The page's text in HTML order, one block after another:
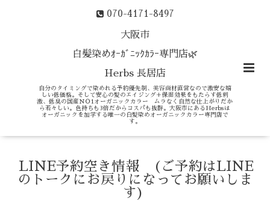
070-4171-8497
大阪市
白髪染めｵｰｶﾞﾆｯｸｶﾗｰ専門店🌿
Herbs 長居店
自分のタイミングで染めれる予約優先制、美容商材直営なので激安な嬉
しい低価格。そして安心の髪のエイジング＋保湿効果をもたらす低刺
激、低臭の国産ＮＯ1オーガニックカラー ムラなく自然な仕上がりだか
ら若々しい。色持ちも3倍だからコスパも抜群。大阪市にあるHerbsは
オーガニックを加学する唯一の白髪染めオーガニックカラー専門店で
す。
LINE予約空き情報 (ご予約はLINE
のトークにお戻りになってお願いしま
す)